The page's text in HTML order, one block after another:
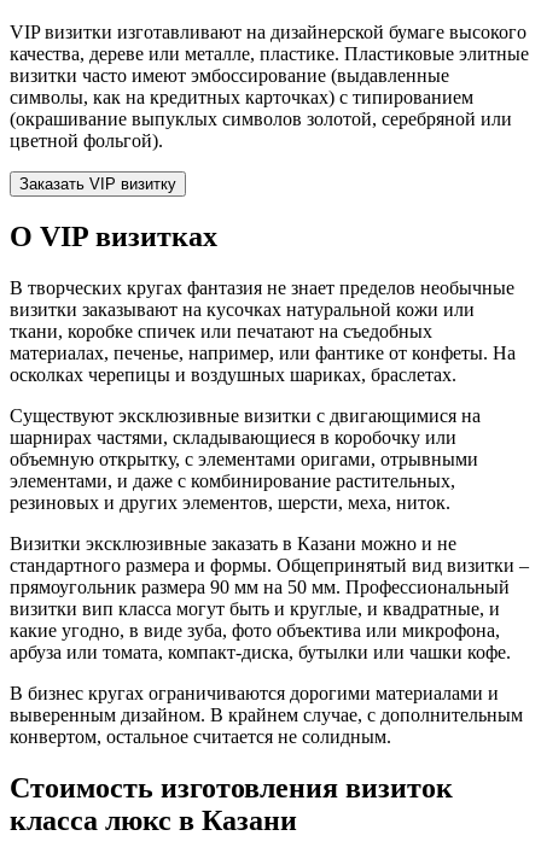
VIP визитки изготавливают на дизайнерской бумаге высокого
качества, дереве или металле, пластике. Пластиковые элитные
визитки часто имеют эмбоссирование (выдавленные
символы, как на кредитных карточках) с типированием
(окрашивание выпуклых символов золотой, серебряной или
цветной фольгой).
Заказать VIP визитку
О VIP визитках
В творческих кругах фантазия не знает пределов необычные
визитки заказывают на кусочках натуральной кожи или
ткани, коробке спичек или печатают на съедобных
материалах, печенье, например, или фантике от конфеты. На
осколках черепицы и воздушных шариках, браслетах.
Существуют эксклюзивные визитки с двигающимися на
шарнирах частями, складывающиеся в коробочку или
объемную открытку, с элементами оригами, отрывными
элементами, и даже с комбинирование растительных,
резиновых и других элементов, шерсти, меха, ниток.
Визитки эксклюзивные заказать в Казани можно и не
стандартного размера и формы. Общепринятый вид визитки –
прямоугольник размера 90 мм на 50 мм. Профессиональный
визитки вип класса могут быть и круглые, и квадратные, и
какие угодно, в виде зуба, фото объектива или микрофона,
арбуза или томата, компакт-диска, бутылки или чашки кофе.
В бизнес кругах ограничиваются дорогими материалами и
выверенным дизайном. В крайнем случае, с дополнительным
конвертом, остальное считается не солидным.
Стоимость изготовления визиток
класса люкс в Казани